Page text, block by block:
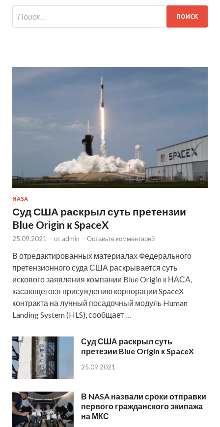
NASA
Суд США раскрыл суть претензии
Blue Origin к SpaceX
25.09.2021 - от admin - Оставьте комментарий
В отредактированных материалах Федерального
претензионного суда США раскрывается суть
искового заявления компании Blue Origin к НАСА,
касающегося присуждению корпорации SpaceX
контракта на лунный посадочный модуль Human
Landing System (HLS), сообщает …
Суд США раскрыл суть
претезии Blue Origin к SpaceX
25.09.2021
В NASA назвали сроки отправки
первого гражданского экипажа
на МКС